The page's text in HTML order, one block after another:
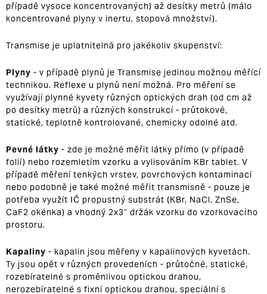
případě vysoce koncentrovaných) až desítky metrů (málo
koncentrované plyny v inertu, stopová množství).
Transmise je uplatnitelná pro jakékoliv skupenství:
Plyny - v případě plynů je Transmise jedinou možnou měřící
technikou. Reflexe u plynů není možná. Pro měření se
využívají plynné kyvety různých optických drah (od cm až
po desítky metrů) a různých konstrukcí - průtokové,
statické, teplotně kontrolované, chemicky odolné atd.
Pevné látky - zde je možné měřit látky přímo (v případě
folií) nebo rozemletím vzorku a vylisováním KBr tablet. V
případě měření tenkých vrstev, povrchových kontaminací
nebo podobně je také možné měřit transmisně - pouze je
potřeba využít IČ propustný substrát (KBr, NaCl, ZnSe,
CaF2 okénka) a vhodný 2x3" držák vzorku do vzorkovacího
prostoru.
Kapaliny - kapalin jsou měřeny v kapalinových kyvetách.
Ty jsou opět v různých provedeních - průtočné, statické,
rozebíratelné s proměnlivou optickou drahou,
nerozebíratelné s fixní optickou drahou, speciální s